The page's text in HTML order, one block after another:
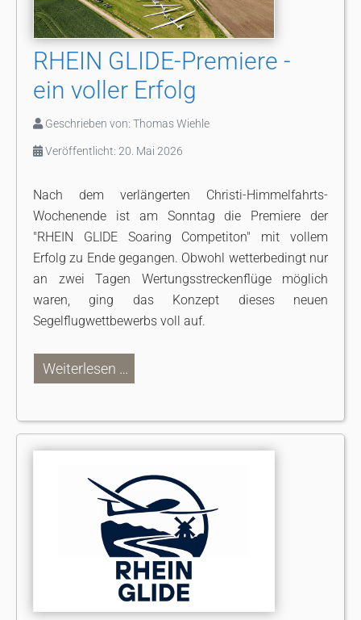
RHEIN GLIDE-Premiere -
ein voller Erfolg
Geschrieben von: Thomas Wiehle
Veröffentlicht: 20. Mai 2026
Nach dem verlängerten Christi-Himmelfahrts-
Wochenende ist am Sonntag die Premiere der
"RHEIN GLIDE Soaring Competiton" mit vollem
Erfolg zu Ende gegangen. Obwohl wetterbedingt nur
an zwei Tagen Wertungsstreckenflüge möglich
waren, ging das Konzept dieses neuen
Segelflugwettbewerbs voll auf.
Weiterlesen …